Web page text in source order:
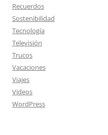
Recuerdos
Sostenibilidad
Tecnología
Televisión
Trucos
Vacaciones
Viajes
Videos
WordPress